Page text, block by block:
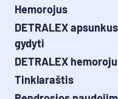
Pradžios puslapis
Lėtinis venų
Hemorojus
DETRALEX
gydyti
DETRALEX